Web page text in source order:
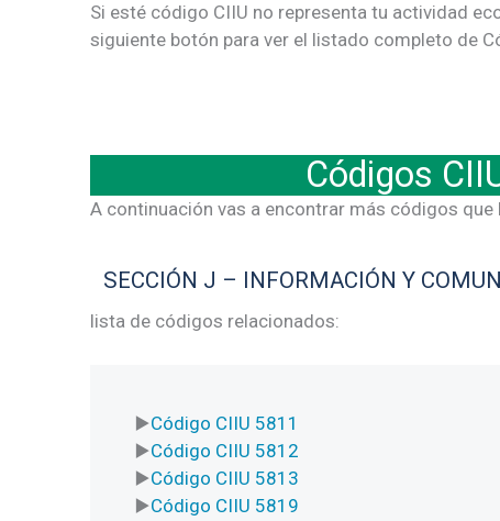
Si esté código CIIU no representa tu actividad
siguiente botón para ver el listado completo de
Códigos
A continuación vas a encontrar más códigos
SECCIÓN J – INFORMACIÓN Y
lista de códigos relacionados:
Código CIIU 5811
Código CIIU 5812
Código CIIU 5813
Código CIIU 5819